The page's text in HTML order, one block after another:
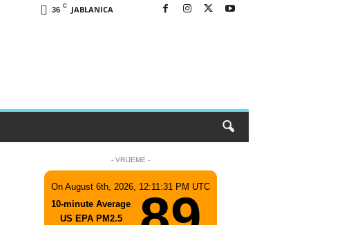
36 C JABLANICA
- VRIJEME -
On August 6th, 2026, 12:11:31 PM UTC
10-minute Average
US EPA PM2.5